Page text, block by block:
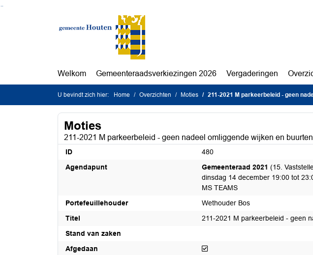
Welkom Gemeenteraadsverkiezingen 2026 Vergaderingen
U bevindt zich hier: Home Overzichten Moties 211-2021 M parkeerbeleid - geen nadeel omliggende
Moties
211-2021 M parkeerbeleid - geen nadeel omliggende wijken en
ID
480
Agendapunt
Gemeenteraad 2021 (15.
dinsdag 14 december 19:00 tot
MS TEAMS
Portefeuillehouder
Wethouder Bos
Titel
211-2021 M parkeerbeleid - geen
Stand van zaken
Afgedaan
Afgedaan